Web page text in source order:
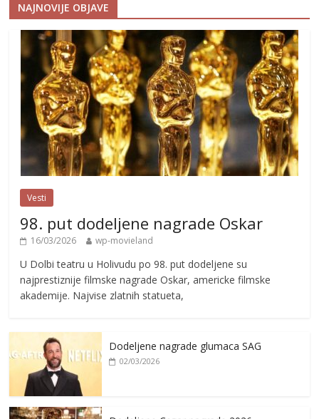
NAJNOVIJE OBJAVE
Vesti
98. put dodeljene nagrade Oskar
16/03/2026 wp-movieland
U Dolbi teatru u Holivudu po 98. put dodeljene su
najprestiznije filmske nagrade Oskar, americke filmske
akademije. Najvise zlatnih statueta,
Dodeljene nagrade glumaca SAG
02/03/2026